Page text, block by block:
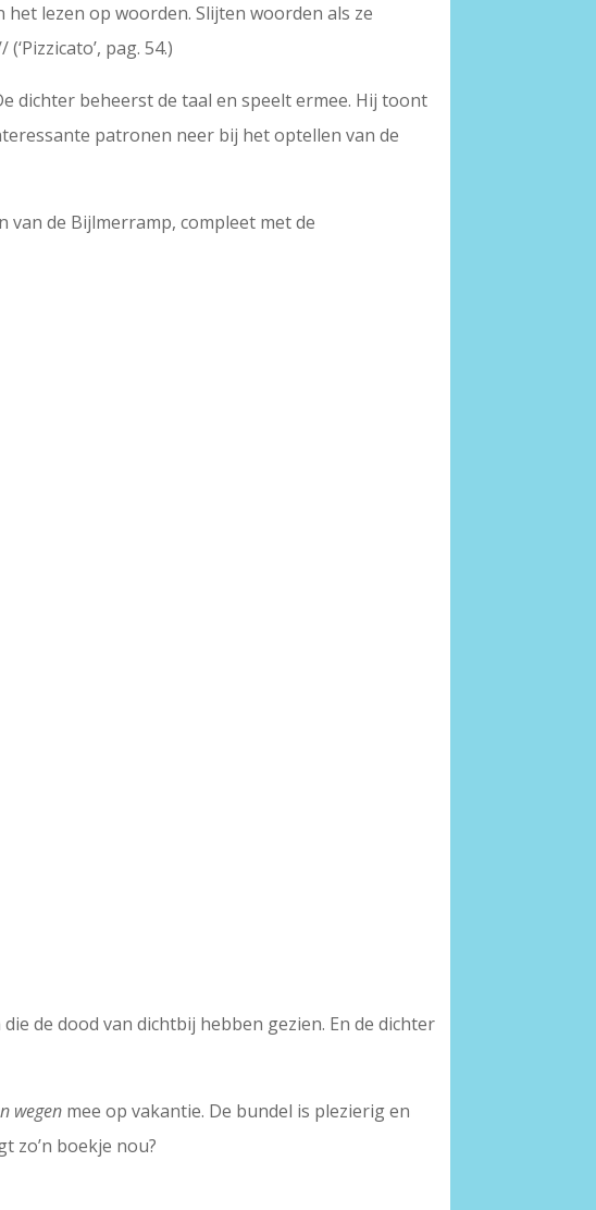
lezen op woorden. Slijten woorden als ze
pag. 54.)
dichter beheerst de taal en speelt ermee. Hij toont
patronen neer bij het optellen van de
van de Bijlmerramp, compleet met de
de dood van dichtbij hebben gezien. En de dichter
wegen mee op vakantie. De bundel is plezierig en
zo’n boekje nou?